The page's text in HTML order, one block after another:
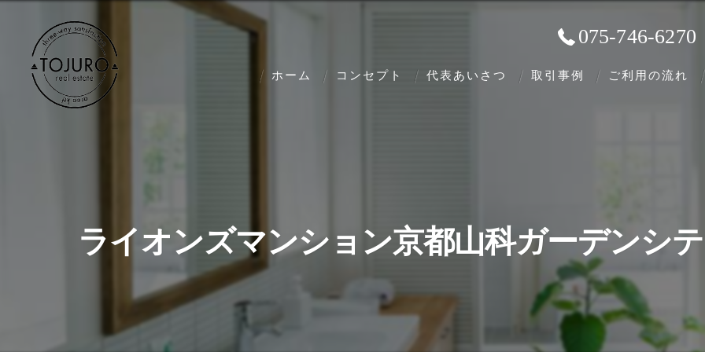
075-746-6270
ホーム コンセプト 代表あいさつ 取引事例 ご利用の流れ
ライオンズマンション京都山科ガーデンシ